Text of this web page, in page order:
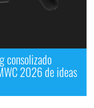
consolizado
2026 de ideas